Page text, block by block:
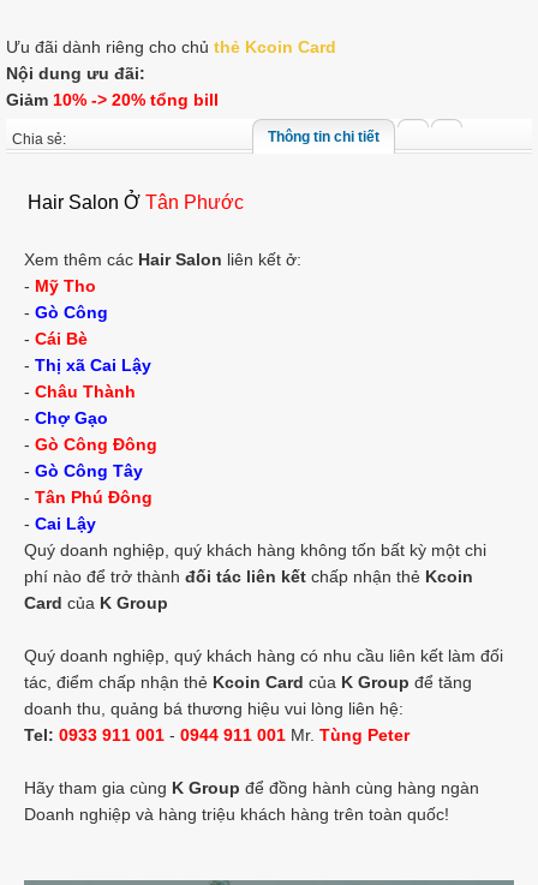
Ưu đãi dành riêng cho chủ thẻ Kcoin Card
Nội dung ưu đãi:
Giảm 10% -> 20% tổng bill
Thông tin chi tiết
Hair Salon Ở Tân Phước
Xem thêm các Hair Salon liên kết ở:
- Mỹ Tho
- Gò Công
- Cái Bè
- Thị xã Cai Lậy
- Châu Thành
- Chợ Gạo
- Gò Công Đông
- Gò Công Tây
- Tân Phú Đông
- Cai Lậy
Quý doanh nghiệp, quý khách hàng không tốn bất kỳ một chi
phí nào để trở thành đối tác liên kết chấp nhận thẻ Kcoin
Card của K Group
Quý doanh nghiệp, quý khách hàng có nhu cầu liên kết làm đối
tác, điểm chấp nhận thẻ Kcoin Card của K Group để tăng
doanh thu, quảng bá thương hiệu vui lòng liên hệ:
Tel: 0933 911 001 - 0944 911 001 Mr. Tùng Peter
Hãy tham gia cùng K Group để đồng hành cùng hàng ngàn
Doanh nghiệp và hàng triệu khách hàng trên toàn quốc!
Chia sẻ: